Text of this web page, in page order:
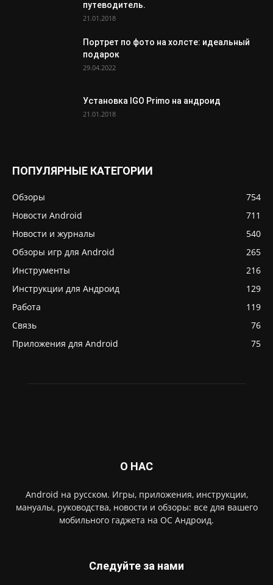
путеводитель.
21.01.2018
Портрет по фото на холсте: идеальный
подарок
29.04.2022
Установка IGO Primo на андроид
21.01.2018
ПОПУЛЯРНЫЕ КАТЕГОРИИ
Обзоры
754
Новости Android
711
Новости и журналы
540
Обзоры игр для Android
265
Инструменты
216
Инструкции для Андроид
129
Работа
119
Связь
76
Приложения для Android
75
О НАС
Android на русском. Игры, приложения, инструкции,
мануалы, руководства, новости и обзоры: все для вашего
мобильного гаджета на ОС Андроид.
Следуйте за нами